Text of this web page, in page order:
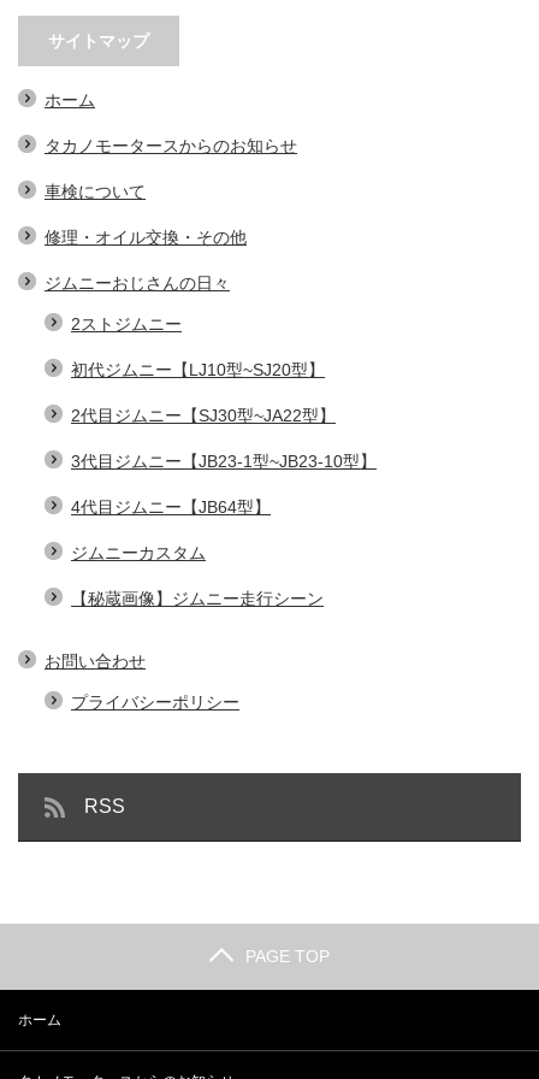
サイトマップ
ホーム
タカノモータースからのお知らせ
車検について
修理・オイル交換・その他
ジムニーおじさんの日々
2ストジムニー
初代ジムニー【LJ10型~SJ20型】
2代目ジムニー【SJ30型~JA22型】
3代目ジムニー【JB23-1型~JB23-10型】
4代目ジムニー【JB64型】
ジムニーカスタム
【秘蔵画像】ジムニー走行シーン
お問い合わせ
プライバシーポリシー
RSS
PAGE TOP
ホーム